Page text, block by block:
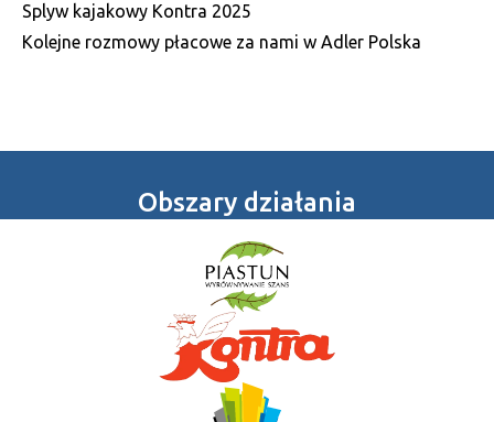
Splyw kajakowy Kontra 2025
Kolejne rozmowy płacowe za nami w Adler Polska
Obszary działania